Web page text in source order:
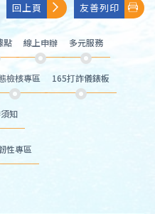
回上頁 友善列印
點 線上申辦 多元服務
檢核專區 165打詐儀錶板
知
性專區